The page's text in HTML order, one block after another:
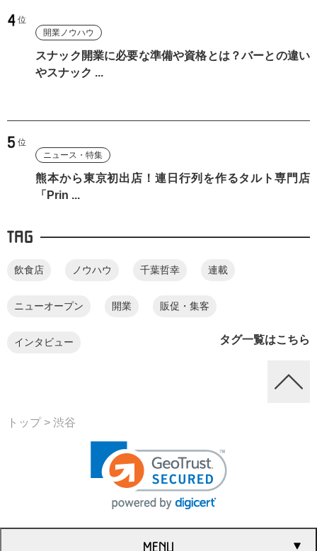
開業ノウハウ
スナック開業に必要な準備や資格とは？バーとの違い
やスナック ...
ニュース・特集
熊本から東京初出店！連日行列を作るタルト専門店
「Prin ...
TAG
飲食店 ノウハウ 千葉哲幸 連載
ニューオープン 開業 販促・集客
インタビュー タグ一覧はこちら
トップ> 渋谷
MENU